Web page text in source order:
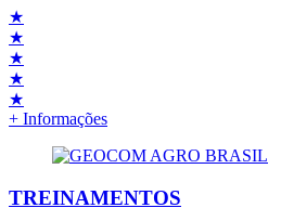
★
★
★
★
★
+ Informações
TREINAMENTOS